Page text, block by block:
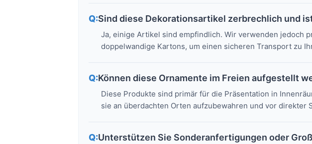
Sind diese Dekorationsartikel zerbrechlich und
Ja, einige Artikel sind empfindlich. Wir verwenden jedoch
doppelwandige Kartons, um einen sicheren Transport zu
Können diese Ornamente im Freien aufgestellt
Diese Produkte sind primär für die Präsentation in
sie an überdachten Orten aufzubewahren und vor
Unterstützen Sie Sonderanfertigungen oder